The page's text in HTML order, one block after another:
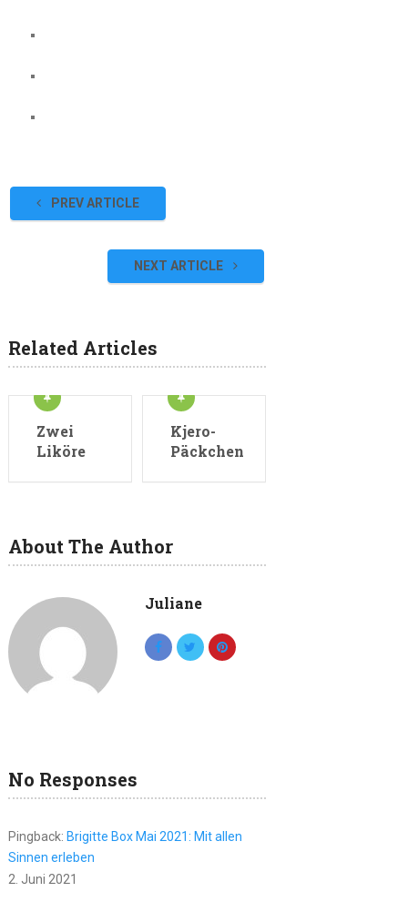
PREV ARTICLE
NEXT ARTICLE
Related Articles
Zwei
Liköre
Kjero-
Päckchen
About The Author
Juliane
No Responses
Pingback: Brigitte Box Mai 2021: Mit allen
Sinnen erleben
2. Juni 2021